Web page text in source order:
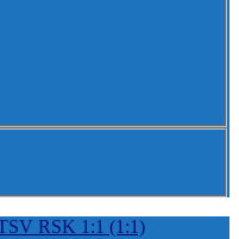
RSK 1:1 (1:1)